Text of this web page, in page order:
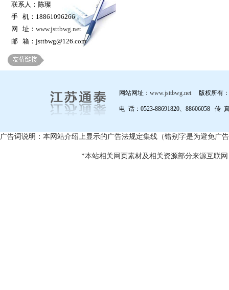
联系人：陈璨
手 机：18861096266
网 址： www.jsttbwg.net
邮 箱：jsttbwg@126.com
网站网址： www.jsttbwg.net 版权所有
电 话：0523-88691820、88606058 传
广告词说明：本网站介绍上显示的广告法规定集线（错别字是为避免广
*本站相关网页素材及相关资源部分来源互联